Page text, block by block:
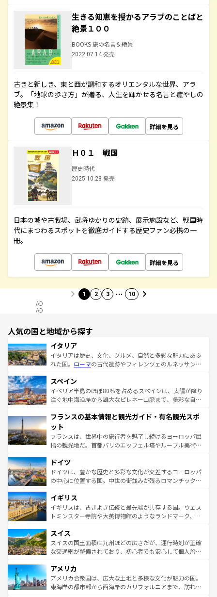
生きる知恵を授かるアラブのことばと
絶景１００
BOOKS 旅の名言＆絶景
2022.07.14 発売
古きと新しき、東と西が調和するオリエンタルな世界、アラ
ブ。「地球の歩き方」が贈る、人生を輝かせる名言と癒やしの
絶景集！
詳細を見る
Ｈ０１ 戦国
歴史時代
2025.10.23 発売
日本の城や古戦場、武将ゆかりの史跡、展示施設など、戦国時
代にまつわるスポットを徹底ガイドする歴史ファン必携の一
冊。
詳細を見る
1 2 3 … 10
AD
AD
人気の国と地域から探す
イタリア
イタリアは歴史、文化、グルメ、自然と多彩な魅力にあふ
れた国。 ローマの古代遺跡やフィレンツェのルネッサンス
ろん、トスカーナの美しい田園風景やアマルフィ海岸の絶
景など、自然景観も見逃せない。観光の合間には、本場の
ピザやパスタなど、絶品のイタリア料理を堪能することも
ませてくれるイタリアで、忘れられない旅をしてみよう！
なお、新着のイタリア情報は
しい。
スペイン
イベリア半島のほぼ80％を占めるスペインは、太陽が降り
注ぐ地中海沿岸から雄大なピレネー山脈まで、多彩な自然
文化が根付くこの国では、情熱的なフラメンコ、熱気あふ
れる闘牛、そして美味しいタパスが生活の一部となってい
る。首都マドリードの洗練された雰囲気や、バルセロナの
アートに溢れた街角から、地方では古代ローマ遺跡や中世
せる。地方によって風土や気候が異なるスペインはその個
性で訪れる人を魅了する。 なお、新着のスペイン情報は コ
ンテンツ一覧を参照してほしい。
フランスの基本情報と観光ガイド・有名観光スポ
ット
フランスは、世界中の旅行者を魅了し続けるヨーロッパ屈
指の観光地だ。首都パリのエッフェル塔やルーブル美術館
で、幅広い魅力が詰まっている。華麗な宮殿、歴史的な大
聖堂、美しいビーチ、そして豊かな自然が、訪れる者を心
から魅了する。また、フランスは美食の国としても知ら
いる。シャンパンの発祥地であるランス、プロヴァンスの
香り高いラベンダー畑など、多彩な楽しみ方が可能だ。さ
らに、パリ以外の地域にも魅力が溢れており、どの街角に
れる地方に足を運ぶとそれぞれで全く異なる文化を体験で
きるだろう。 なお、新着のフランス情報はコンテンツ一覧
を参照してほしい。
ドイツ
ドイツは、豊かな歴史と多彩な文化が交差するヨーロッパ
の中心に位置する国。中世の街並みが残るロマンチック街
顔を持つこの国は、どこを歩いても飽きることがない。ベ
ルリンの文化的活気、バイエルン州のアルプスの絶景、そ
してライン川沿いのワイン畑といった風景は必見。ビール
は、お酒好きな人にはぜひ体験してほしい。 なお、新着の
ドイツ情報はコンテンツ一覧を参照してほしい。
イギリス
イギリスは、古きよき伝統と最先端が共存する国。ウェス
トミンスター寺院や大英博物館のようなランドマーク、歴
リアごとに異なる魅力がある。また、優雅なアフタヌーン
ティー、ビール好きにはたまらない英国パブ、サッカー観
戦など、本場だからこそできる体験も豊富。イギリスを旅
ンツ一覧を参照してほしい。
スイス
スイスの国土面積は九州ほどの広さだが、運行時刻が正確
な交通網が整備されており、初心者でも安心して個人旅行
の建物がそのまま残る町や、スイスならではのユニークな
博物館もあり、アルプス観光だけでなく町歩きも満喫する
ことができる。国民の所得が高いため物価も高いが、旅行
アメリカ
アメリカ合衆国は、広大な土地と多様な文化が魅力の国。
東海岸の都市部から西海岸のカリフォルニアまで、訪れる